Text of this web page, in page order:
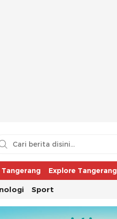
Explore Tangerang
Sport